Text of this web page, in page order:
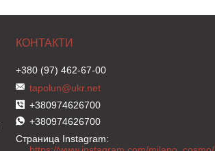
+380 (97) 462-67-00
tapolun@ukr.net
+380974626700
+380974626700
Страница Instagram